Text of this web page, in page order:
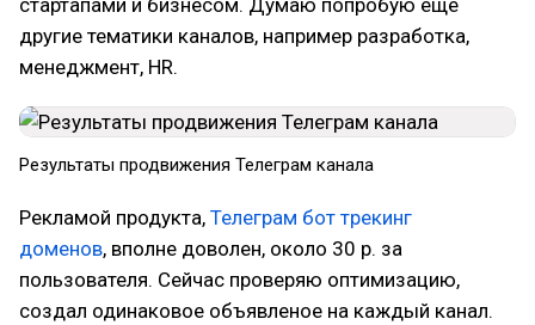
стартапами и бизнесом. Думаю попробую еще
другие тематики каналов, например разработка,
менеджмент, HR.
Результаты продвижения Телеграм канала
Рекламой продукта, Телеграм бот трекинг
доменов, вполне доволен, около 30 р. за
пользователя. Сейчас проверяю оптимизацию,
создал одинаковое объявленое на каждый канал.